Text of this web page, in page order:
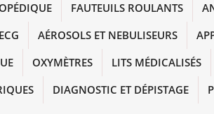
FAUTEUILS ROULANTS
AÉROSOLS ET NEBULISEURS
OXYMÈTRES LITS MÉDICALISÉS
DIAGNOSTIC ET DÉPISTAGE